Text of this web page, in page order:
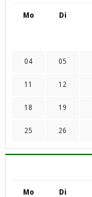
Mo Di
04 05
11 12
18 19
25 26
Mo Di